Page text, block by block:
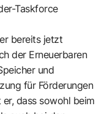
Taskforce
bereits jetzt
der Erneuerbaren
und
für Förderungen
dass sowohl beim